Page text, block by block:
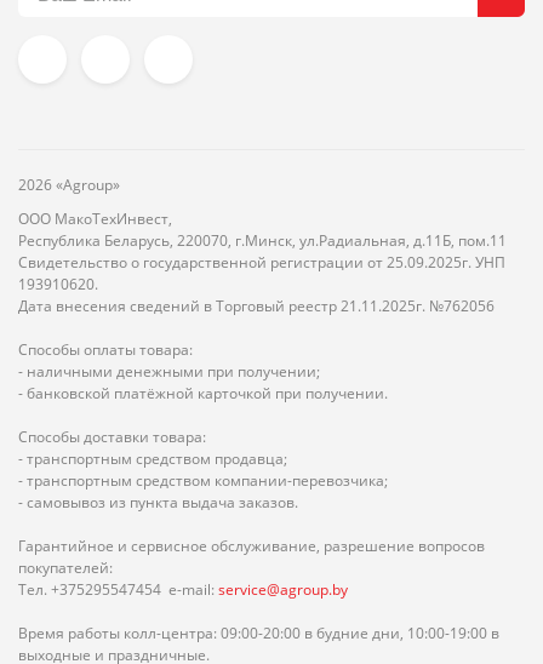
2026 «Agroup»
ООО МакоТехИнвест,
Республика Беларусь, 220070, г.Минск, ул.Радиальная, д.11Б, пом.11
Свидетельство о государственной регистрации от 25.09.2025г. УНП
193910620.
Дата внесения сведений в Торговый реестр 21.11.2025г. №762056
Способы оплаты товара:
- наличными денежными при получении;
- банковской платёжной карточкой при получении.
Способы доставки товара:
- транспортным средством продавца;
- транспортным средством компании-перевозчика;
- самовывоз из пункта выдача заказов.
Гарантийное и сервисное обслуживание, разрешение вопросов
покупателей:
Тел. +375295547454 e-mail: service@agroup.by
Время работы колл-центра: 09:00-20:00 в будние дни, 10:00-19:00 в
выходные и праздничные.